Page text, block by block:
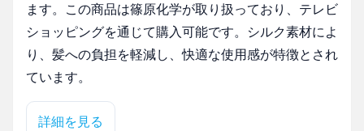
ます。この商品は篠原化学が取り扱っており、テレビ
ショッピングを通じて購入可能です。シルク素材によ
り、髪への負担を軽減し、快適な使用感が特徴とされ
ています。
詳細を見る